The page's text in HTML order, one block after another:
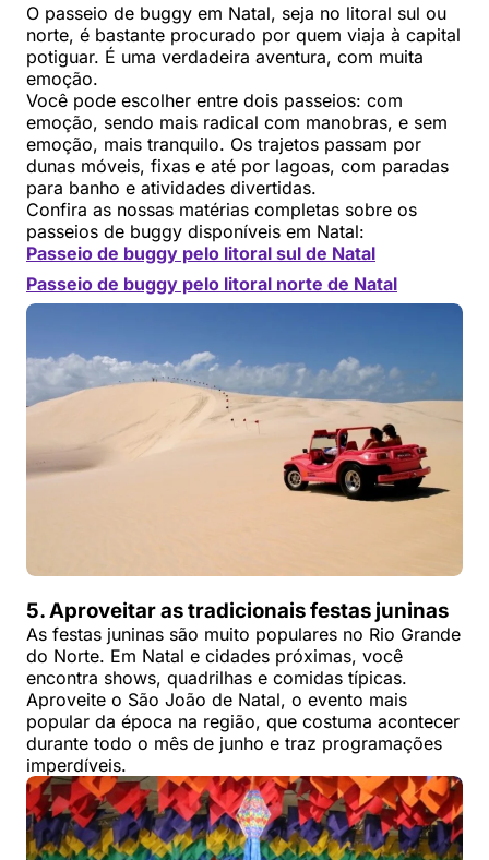
O passeio de buggy em Natal, seja no litoral sul ou
norte, é bastante procurado por quem viaja à capital
potiguar. É uma verdadeira aventura, com muita
emoção.
Você pode escolher entre dois passeios: com
emoção, sendo mais radical com manobras, e sem
emoção, mais tranquilo. Os trajetos passam por
dunas móveis, fixas e até por lagoas, com paradas
para banho e atividades divertidas.
Confira as nossas matérias completas sobre os
passeios de buggy disponíveis em Natal:
Passeio de buggy pelo litoral sul de Natal
Passeio de buggy pelo litoral norte de Natal
5. Aproveitar as tradicionais festas juninas
As festas juninas são muito populares no Rio Grande
do Norte. Em Natal e cidades próximas, você
encontra shows, quadrilhas e comidas típicas.
Aproveite o São João de Natal, o evento mais
popular da época na região, que costuma acontecer
durante todo o mês de junho e traz programações
imperdíveis.